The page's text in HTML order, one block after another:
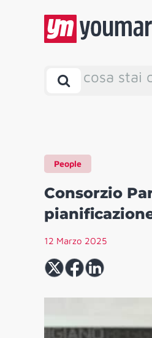
cosa stai
People
Consorzio
12 Marzo 2025